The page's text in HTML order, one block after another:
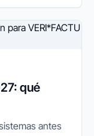
qué
antes